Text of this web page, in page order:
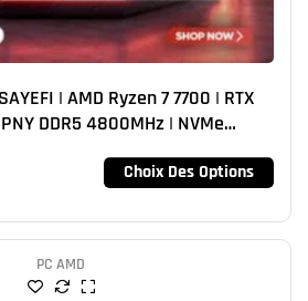
| AMD Ryzen 7 7700 | RTX
DDR5 4800MHz | NVMe
Choix Des Options
PC AMD